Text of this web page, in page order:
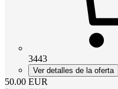
3443
Ver detalles de la oferta
50.00 EUR